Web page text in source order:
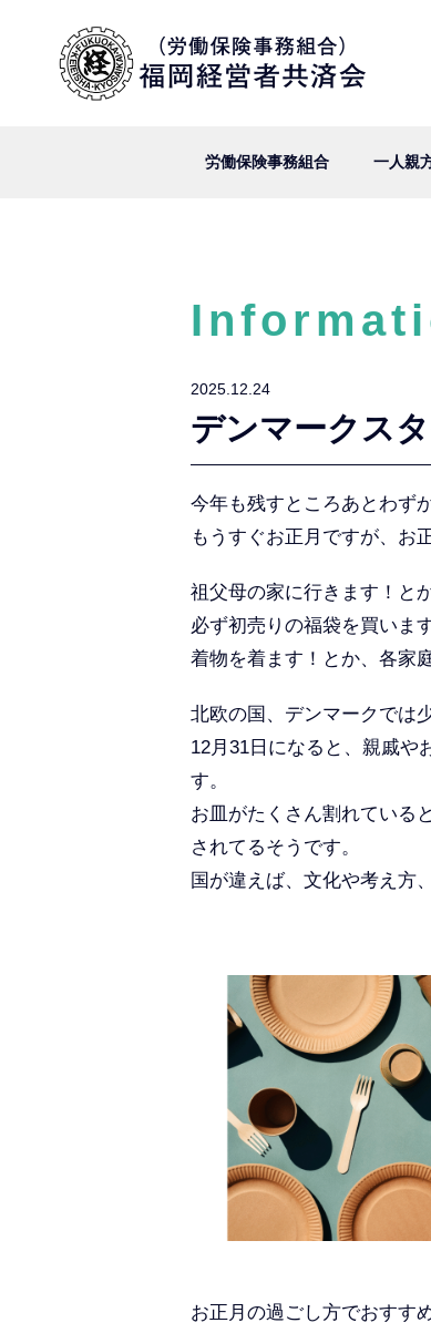
労働保険事務組合 一人親
2025.12.24
デンマークス
今年も残すところあとわず
もうすぐお正月ですが、お
祖父母の家に行きます！とか
必ず初売りの福袋を買いま
着物を着ます！とか、各家
北欧の国、デンマークでは
12月31日になると、親戚や
す。
お皿がたくさん割れている
されてるそうです。
国が違えば、文化や考え
お正月の過ごし方でおすす